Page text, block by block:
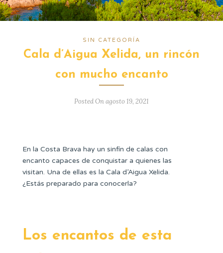
SIN CATEGORÍA
Cala d’Aigua Xelida, un rincón
con mucho encanto
Posted On agosto 19, 2021
En la Costa Brava hay un sinfín de calas con
encanto capaces de conquistar a quienes las
visitan. Una de ellas es la Cala d’Aigua Xelida.
¿Estás preparado para conocerla?
Los encantos de esta